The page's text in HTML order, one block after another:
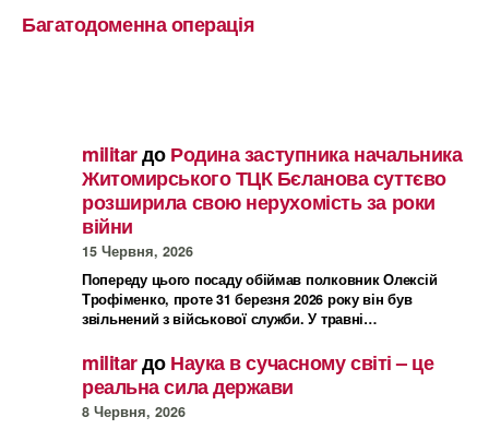
Багатодоменна операція
militarдоРодина заступника начальника
Житомирського ТЦК Бєланова суттєво
розширила свою нерухомість за роки
війни
15 Червня, 2026
Попереду цього посаду обіймав полковник Олексій
Трофіменко, проте 31 березня 2026 року він був
звільнений з військової служби. У травні…
militarдоНаука в сучасному світі – це
реальна сила держави
8 Червня, 2026